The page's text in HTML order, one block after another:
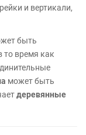
и вертикали,
быть
то время как
может быть
деревянные